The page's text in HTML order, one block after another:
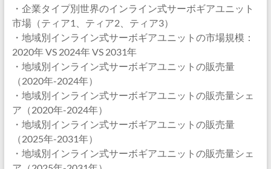
・企業タイプ別世界のインライン式サーボギアユニット
市場（ティア1、ティア2、ティア3）
・地域別インライン式サーボギアユニットの市場規模：
2020年 VS 2024年 VS 2031年
・地域別インライン式サーボギアユニットの販売量
（2020年-2024年）
・地域別インライン式サーボギアユニットの販売量シェ
ア（2020年-2024年）
・地域別インライン式サーボギアユニットの販売量
（2025年-2031年）
・地域別インライン式サーボギアユニットの販売量シェ